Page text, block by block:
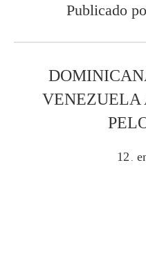
Publicado
VENEZUELA
12